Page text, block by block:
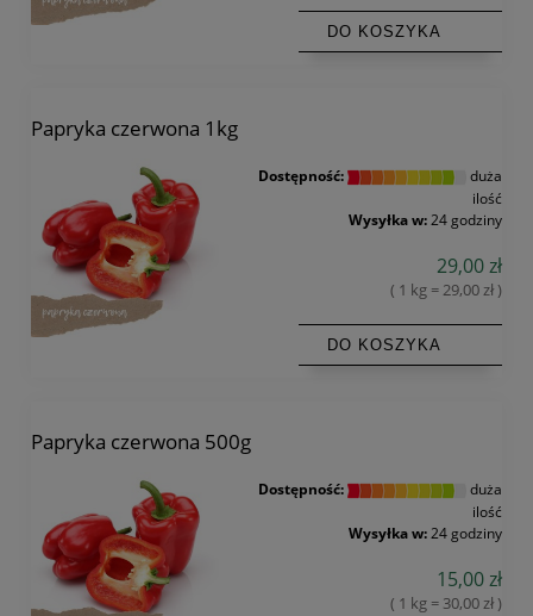
DO KOSZYKA
Papryka czerwona 1kg
Dostępność:
duża
ilość
Wysyłka w: 24 godziny
29,00 zł
( 1 kg = 29,00 zł )
DO KOSZYKA
Papryka czerwona 500g
Dostępność:
duża
ilość
Wysyłka w: 24 godziny
15,00 zł
( 1 kg = 30,00 zł )